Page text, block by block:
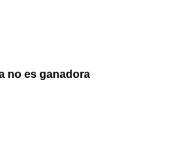
no es ganadora